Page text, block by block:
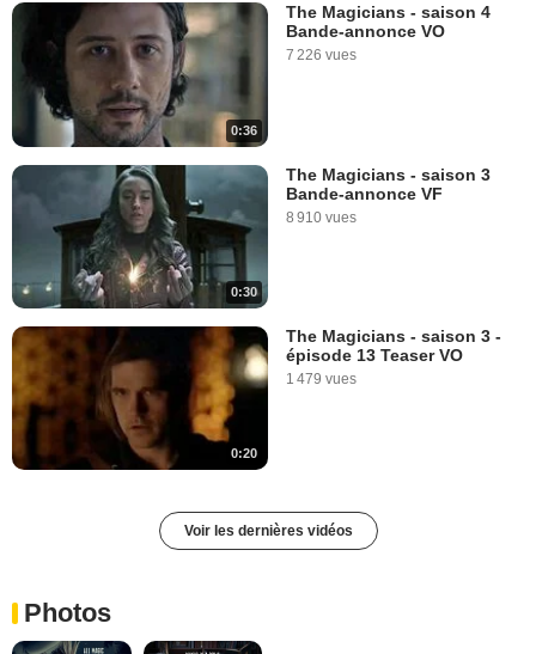
0:36
The Magicians - saison 4
Bande-annonce VO
7 226 vues
0:30
The Magicians - saison 3
Bande-annonce VF
8 910 vues
0:20
The Magicians - saison 3 -
épisode 13 Teaser VO
1 479 vues
Voir les dernières vidéos
Photos